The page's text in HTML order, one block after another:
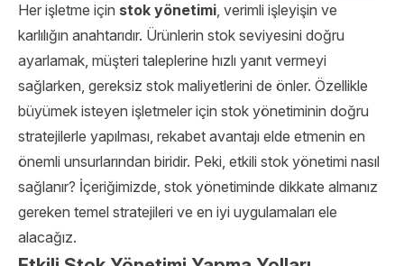
Her işletme için stok yönetimi, verimli işleyişin ve
karlılığın anahtarıdır. Ürünlerin stok seviyesini doğru
ayarlamak, müşteri taleplerine hızlı yanıt vermeyi
sağlarken, gereksiz stok maliyetlerini de önler. Özellikle
büyümek isteyen işletmeler için stok yönetiminin doğru
stratejilerle yapılması, rekabet avantajı elde etmenin en
önemli unsurlarından biridir. Peki, etkili stok yönetimi nasıl
sağlanır? İçeriğimizde, stok yönetiminde dikkate almanız
gereken temel stratejileri ve en iyi uygulamaları ele
alacağız.